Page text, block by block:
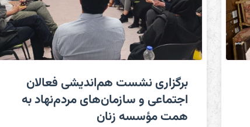
برگزاری نشست هم‌اندیشی فعالان اجتماعی و سازمان‌های
مردم‌نهاد به همت مؤسسه زنان
برگزاری نشست هم‌اندیشی فعالان
اجتماعی و سازمان‌های مردم‌نهاد به
همت مؤسسه زنان